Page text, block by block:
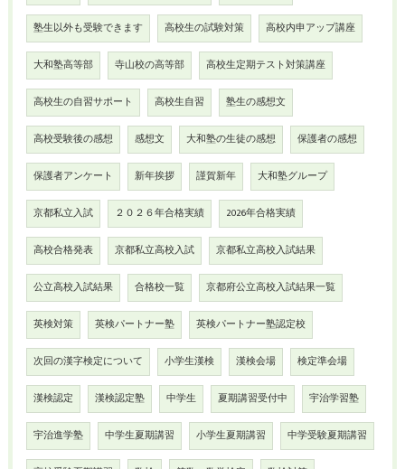
塾生以外も受験できます 高校生の試験対策 高校内申アップ講座
大和塾高等部 寺山校の高等部 高校生定期テスト対策講座
高校生の自習サポート 高校生自習 塾生の感想文
高校受験後の感想 感想文 大和塾の生徒の感想 保護者の感想
保護者アンケート 新年挨拶 謹賀新年 大和塾グループ
京都私立入試 ２０２６年合格実績 2026年合格実績
高校合格発表 京都私立高校入試 京都私立高校入試結果
公立高校入試結果 合格校一覧 京都府公立高校入試結果一覧
英検対策 英検パートナー塾 英検パートナー塾認定校
次回の漢字検定について 小学生漢検 漢検会場 検定準会場
漢検認定 漢検認定塾 中学生 夏期講習受付中 宇治学習塾
宇治進学塾 中学生夏期講習 小学生夏期講習 中学受験夏期講習